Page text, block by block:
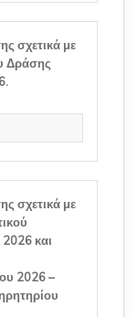
σχετικά με
Δράσης
σχετικά με
και
2026 –